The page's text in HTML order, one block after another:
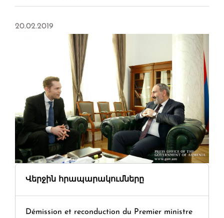
20.02.2019
Վերջին հրապարակումները
Démission et reconduction du Premier ministre